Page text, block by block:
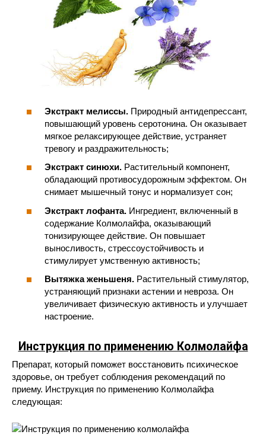
Экстракт мелиссы. Природный антидепрессант,
повышающий уровень серотонина. Он оказывает
мягкое релаксирующее действие, устраняет
тревогу и раздражительность;
Экстракт синюхи. Растительный компонент,
обладающий противосудорожным эффектом. Он
снимает мышечный тонус и нормализует сон;
Экстракт лофанта. Ингредиент, включенный в
содержание Колмолайфа, оказывающий
тонизирующее действие. Он повышает
выносливость, стрессоустойчивость и
стимулирует умственную активность;
Вытяжка женьшеня. Растительный стимулятор,
устраняющий признаки астении и невроза. Он
увеличивает физическую активность и улучшает
настроение.
Инструкция по применению Колмолайфа
Препарат, который поможет восстановить психическое
здоровье, он требует соблюдения рекомендаций по
приему. Инструкция по применению Колмолайфа
следующая: